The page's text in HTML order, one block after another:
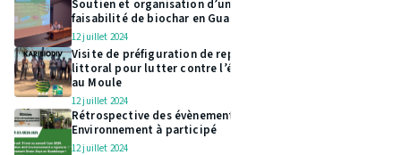
Soutien et organisation d’une restitution de l’étude de
faisabilité de biochar en Guadeloupe
12 juillet 2024
Visite de préfiguration de replantation d’espèces du
littoral pour lutter contre l’érosion à la plage de Montal
au Moule
12 juillet 2024
Rétrospective des évènements et stands auquel ACP
Environnement à participé
12 juillet 2024